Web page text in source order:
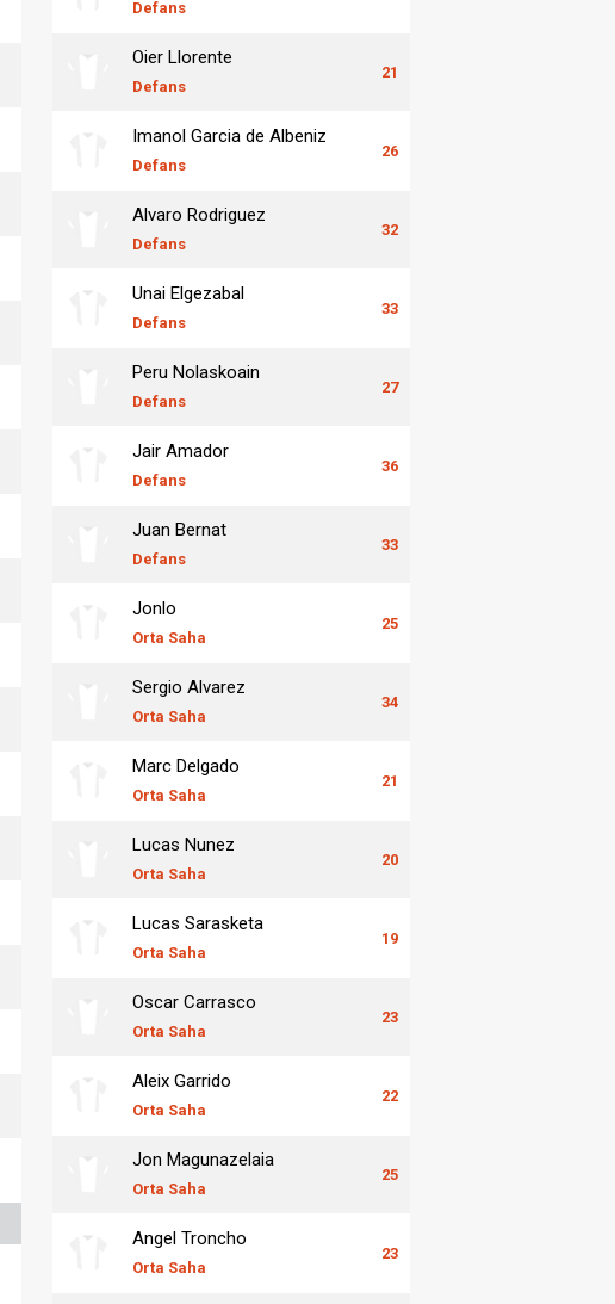
Defans
Oier Llorente
Defans
21
Imanol Garcia de Albeniz
Defans
26
Alvaro Rodriguez
Defans
32
Unai Elgezabal
Defans
33
Peru Nolaskoain
Defans
27
Jair Amador
Defans
36
Juan Bernat
Defans
33
Jonlo
Orta Saha
25
Sergio Alvarez
Orta Saha
34
Marc Delgado
Orta Saha
21
Lucas Nunez
Orta Saha
20
Lucas Sarasketa
Orta Saha
19
Oscar Carrasco
Orta Saha
23
Aleix Garrido
Orta Saha
22
Jon Magunazelaia
Orta Saha
25
Angel Troncho
Orta Saha
23